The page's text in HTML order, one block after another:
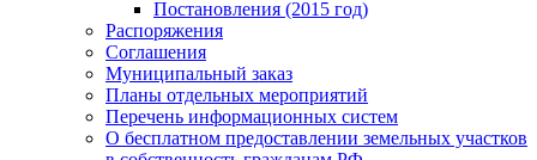
Постановления (2015 год)
Распоряжения
Соглашения
Муниципальный заказ
Планы отдельных мероприятий
Перечень информационных систем
О бесплатном предоставлении земельных участков